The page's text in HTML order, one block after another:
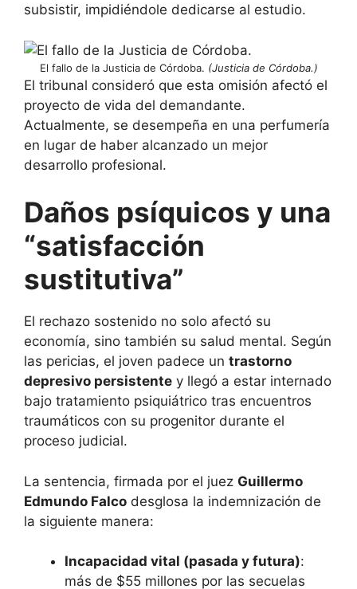
subsistir, impidiéndole dedicarse al estudio.
El fallo de la Justicia de Córdoba. (Justicia de Córdoba.)
El tribunal consideró que esta omisión afectó el
proyecto de vida del demandante.
Actualmente, se desempeña en una perfumería
en lugar de haber alcanzado un mejor
desarrollo profesional.
Daños psíquicos y una
“satisfacción
sustitutiva”
El rechazo sostenido no solo afectó su
economía, sino también su salud mental. Según
las pericias, el joven padece un trastorno
depresivo persistente y llegó a estar internado
bajo tratamiento psiquiátrico tras encuentros
traumáticos con su progenitor durante el
proceso judicial.
La sentencia, firmada por el juez Guillermo
Edmundo Falco desglosa la indemnización de
la siguiente manera:
Incapacidad vital (pasada y futura):
más de $55 millones por las secuelas